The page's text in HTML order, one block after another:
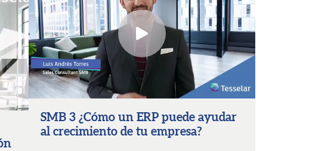
SMB 3 ¿Cómo un ERP puede ayudar
al crecimiento de tu empresa?